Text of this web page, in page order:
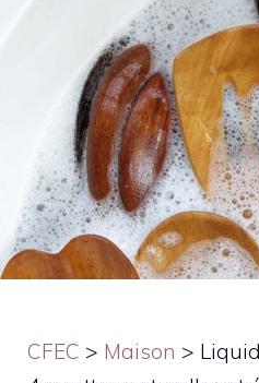
CFEC > Maison >